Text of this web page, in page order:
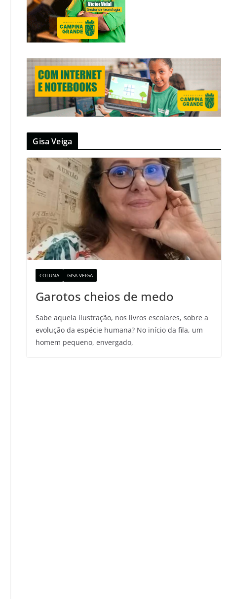
Gisa Veiga
COLUNA GISA VEIGA
Garotos cheios de medo
Sabe aquela ilustração, nos livros escolares, sobre a
evolução da espécie humana? No início da fila, um
homem pequeno, envergado,